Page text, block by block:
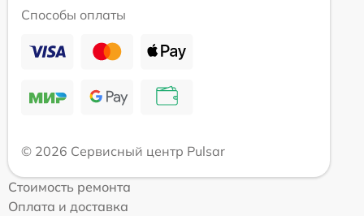
Способы оплаты
© 2026 Сервисный центр Pulsar
Стоимость ремонта
Оплата и доставка